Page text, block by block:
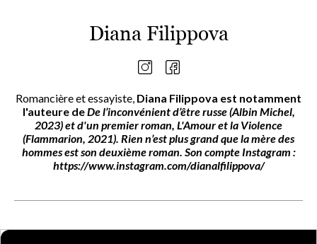
Diana Filippova
Romancière et essayiste, Diana Filippova est notamment
l'auteure deDe l’inconvénient d’être russe(Albin Michel,
2023) et d'un premier roman, L'Amour et la Violence
(Flammarion, 2021). Rien n’est plus grand que la mère des
hommesest son deuxième roman. Son compte Instagram :
https://www.instagram.com/dianalfilippova/